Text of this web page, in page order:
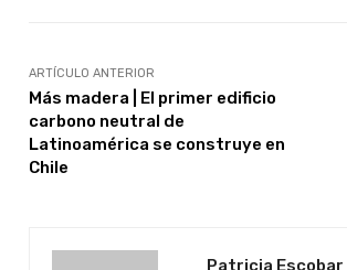
ARTÍCULO ANTERIOR
Más madera | El primer edificio
carbono neutral de
Latinoamérica se construye en
Chile
Patricia Escobar